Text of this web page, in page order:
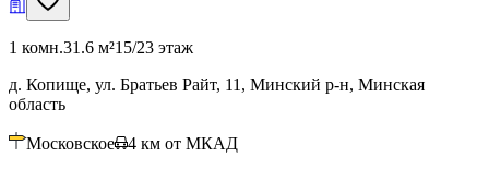
1 комн.31.6 м²15/23 этаж
д. Копище, ул. Братьев Райт, 11, Минский р-н, Минская
область
Московское 4 км от МКАД